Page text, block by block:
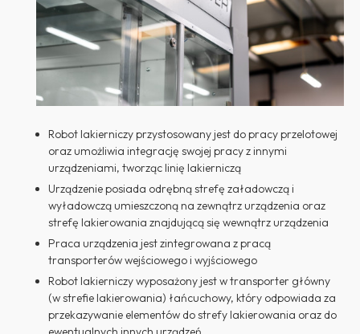
Robot lakierniczy przystosowany jest do pracy przelotowej
oraz umożliwia integrację swojej pracy z innymi
urządzeniami, tworząc linię lakierniczą
Urządzenie posiada odrębną strefę załadowczą i
wyładowczą umieszczoną na zewnątrz urządzenia oraz
strefę lakierowania znajdującą się wewnątrz urządzenia
Praca urządzenia jest zintegrowana z pracą
transporterów wejściowego i wyjściowego
Robot lakierniczy wyposażony jest w transporter główny
(w strefie lakierowania) łańcuchowy, który odpowiada za
przekazywanie elementów do strefy lakierowania oraz do